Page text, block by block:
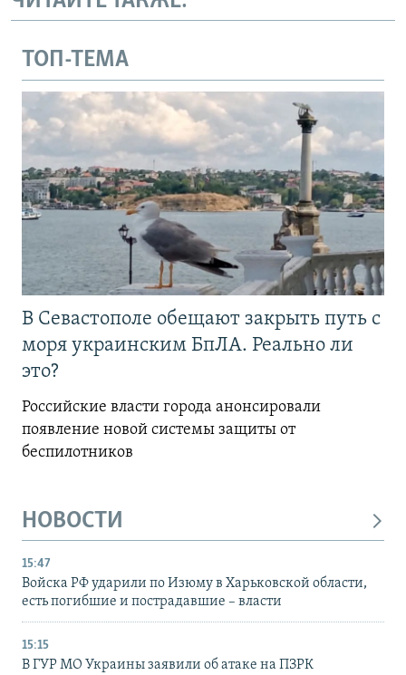
ТОП-ТЕМА
В Севастополе обещают закрыть путь с
моря украинским БпЛА. Реально ли
это?
Российские власти города анонсировали
появление новой системы защиты от
беспилотников
НОВОСТИ
15:47
Войска РФ ударили по Изюму в Харьковской области,
есть погибшие и пострадавшие – власти
15:15
В ГУР МО Украины заявили об атаке на ПЗРК